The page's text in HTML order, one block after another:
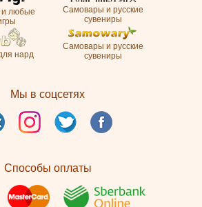
и любые
Самовары и русские
сувениры
нард
Самовары и русские
сувениры
Мы в соцсетях
Способы оплаты